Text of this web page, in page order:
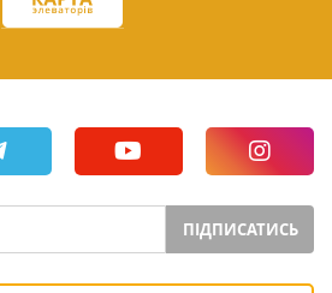
ПІДПИСАТИСЬ